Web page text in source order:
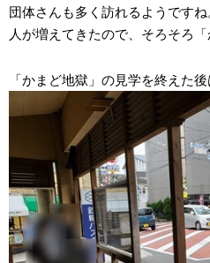
団体さんも多く訪れるようですね
人が増えてきたので、そろそろ
「かまど地獄」の見学を終えた後